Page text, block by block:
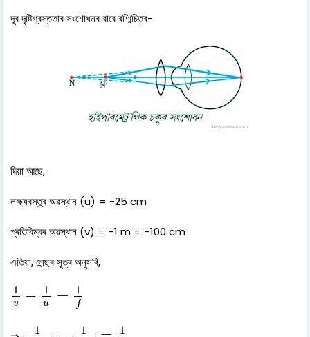
দূৰ দৃষ্টিগ্ৰস্ততাৰ সংশোধনৰ বাবে ৰশ্মিচিত্ৰ-
দিয়া আছে,
লক্ষ্যবস্তুৰ অৱস্থান (u) = -25 cm
প্ৰতিবিম্বৰ অৱস্থান (v) = -1 m = -100 cm
এতিয়া, লেন্ছৰ সূত্ৰ অনুসৰি,
1
v − 1
u = 1
f
v =
1
1
1
100 25